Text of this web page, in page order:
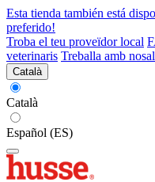
Esta tienda también está
preferido!
Troba el teu proveïdor local
veterinaris Treballa amb
Català
Català
Español (ES)